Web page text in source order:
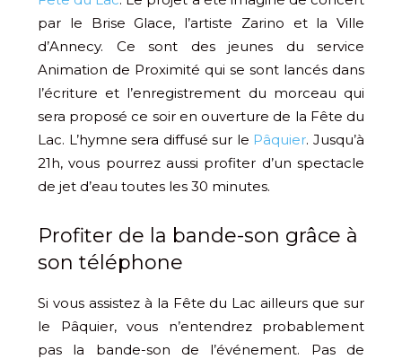
par le Brise Glace, l’artiste Zarino et la Ville
d’Annecy. Ce sont des jeunes du service
Animation de Proximité qui se sont lancés dans
l’écriture et l’enregistrement du morceau qui
sera proposé ce soir en ouverture de la Fête du
Lac. L’hymne sera diffusé sur le Pâquier. Jusqu’à
21h, vous pourrez aussi profiter d’un spectacle
de jet d’eau toutes les 30 minutes.
Profiter de la bande-son grâce à
son téléphone
Si vous assistez à la Fête du Lac ailleurs que sur
le Pâquier, vous n’entendrez probablement
pas la bande-son de l’événement. Pas de